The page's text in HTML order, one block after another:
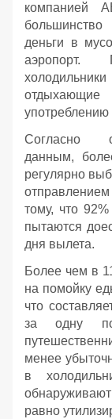
компанией
деньги в
аэропорт.
употреблению
Согласно
данным,
регулярно
тому, что
пытаются
дня вылета.
Более чем в
на помойку
что
за одну
менее
в
равно